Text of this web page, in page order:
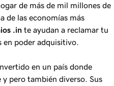
de más de mil millones de
de las economías más
.in te ayudan a reclamar tu
en poder adquisitivo.
en un país donde
y pero también diverso. Sus